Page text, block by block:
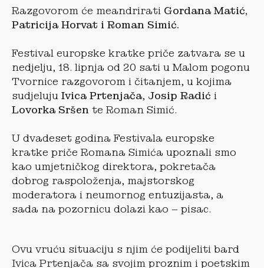
Razgovorom će meandrirati Gordana Matić,
Patricija Horvat i Roman Simić.
Festival europske kratke priče zatvara se u
nedjelju, 18. lipnja od 20 sati u Malom pogonu
Tvornice razgovorom i čitanjem, u kojima
sudjeluju Ivica Prtenjača, Josip Radić i
Lovorka Sršen te Roman Simić.
U dvadeset godina Festivala europske
kratke priče Romana Simića upoznali smo
kao umjetničkog direktora, pokretača
dobrog raspoloženja, majstorskog
moderatora i neumornog entuzijasta, a
sada na pozornicu dolazi kao – pisac.
Ovu vruću situaciju s njim će podijeliti bard
Ivica Prtenjača sa svojim proznim i poetskim